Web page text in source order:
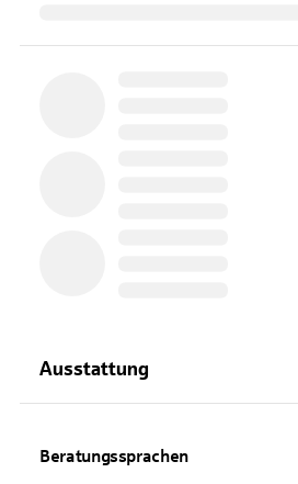
Ausstattung
Beratungssprachen